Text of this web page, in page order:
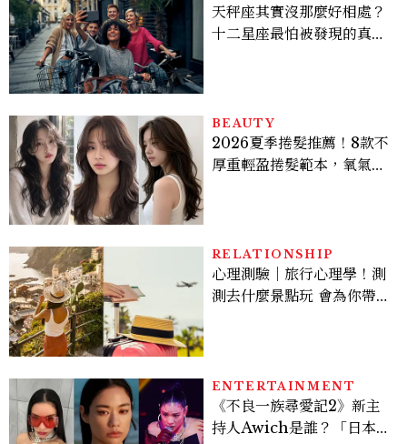
天秤座其實沒那麼好相處？
十二星座最怕被發現的真實
BEAUTY
2026夏季捲髮推薦！8款不
厚重輕盈捲髮範本，氧氣層
RELATIONSHIP
心理測驗｜旅行心理學！測
測去什麼景點玩 會為你帶來
ENTERTAINMENT
《不良一族尋愛記2》新主
持人Awich是誰？「日本嘻